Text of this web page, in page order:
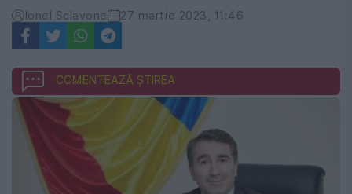
Ionel Sclavone 27 martie 2023, 11:46
COMENTEAZĂ ȘTIREA